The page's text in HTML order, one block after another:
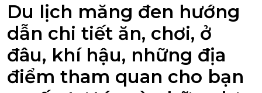
Du lịch măng đen hướng
dẫn chi tiết ăn, chơi, ở
đâu, khí hậu, những địa
điểm tham quan cho bạn